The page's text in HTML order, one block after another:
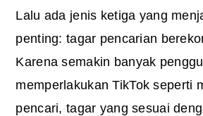
Lalu ada jenis ketiga yang
penting: tagar pencarian
Karena semakin banyak
memperlakukan TikTok seperti
pencari, tagar yang sesuai